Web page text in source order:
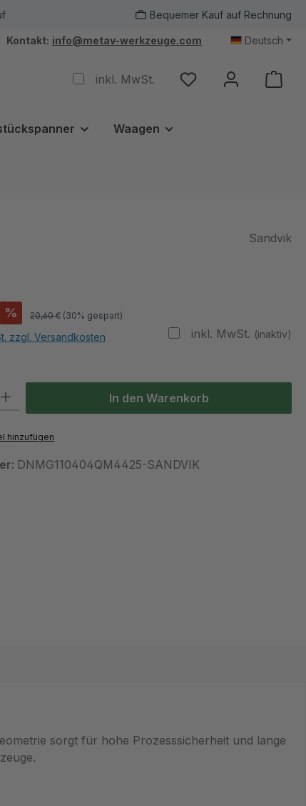
Bequemer Kauf auf Rechnung
Kontakt: info@metav-werkzeuge.com Deutsch
inkl. MwSt.
Waagen
Sandvik
% 20,60 € (30% gespart)
inkl. MwSt. (inaktiv)
zzgl. Versandkosten
In den Warenkorb
hinzufügen
DNMG110404QM4425-SANDVIK
sorgt für hohe Prozesssicherheit und lange